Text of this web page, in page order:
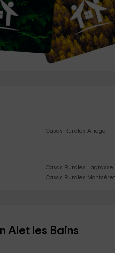
Casas Rurales Ariege
Casas Rurales Lagrasse
Casas Rurales Montséret
Alet les Bains